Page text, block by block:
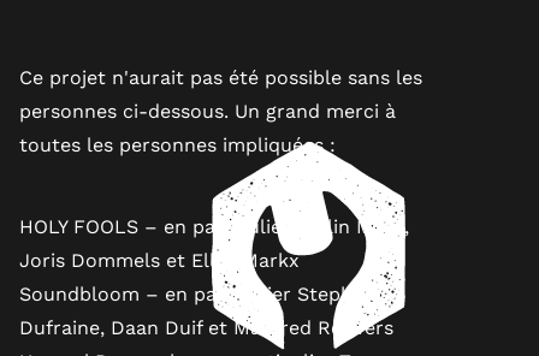
Ce projet n'aurait pas été possible sans les
personnes ci-dessous. Un grand merci à
toutes les personnes impliquées :
HOLY FOOLS – en particulier Collin Maas,
Joris Dommels et Elles Markx
Soundbloom – en particulier Stephanie
Dufraine, Daan Duif et Manfred Roovers